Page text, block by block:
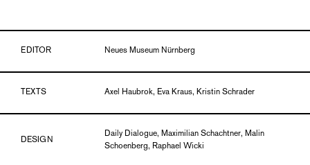
EDITOR Neues Museum Nürnberg
TEXTS Axel Haubrok, Eva Kraus, Kristin Schrader
DESIGN
Daily Dialogue, Maximilian Schachtner, Malin
Schoenberg, Raphael Wicki